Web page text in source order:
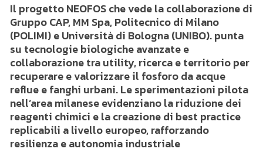
Il progetto NEOFOS che vede la collaborazione di
Gruppo CAP, MM Spa, Politecnico di Milano
(POLIMI) e Università di Bologna (UNIBO). punta
su tecnologie biologiche avanzate e
collaborazione tra utility, ricerca e territorio per
recuperare e valorizzare il fosforo da acque
reflue e fanghi urbani. Le sperimentazioni pilota
nell’area milanese evidenziano la riduzione dei
reagenti chimici e la creazione di best practice
replicabili a livello europeo, rafforzando
resilienza e autonomia industriale